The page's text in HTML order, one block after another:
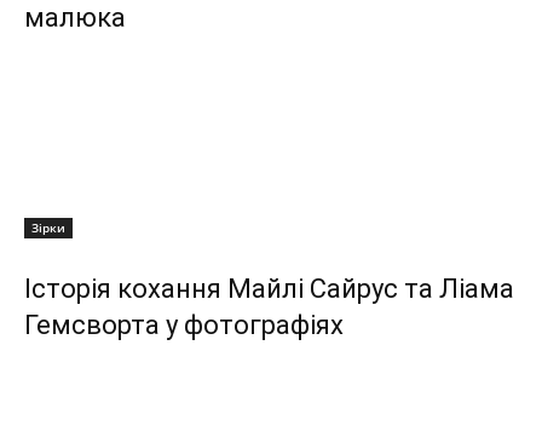
малюка
Зірки
Історія кохання Майлі Сайрус та Ліама
Гемсворта у фотографіях